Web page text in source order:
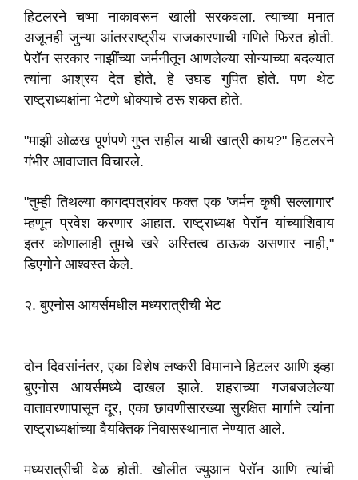
हिटलरने चष्मा नाकावरून खाली सरकवला. त्याच्या मनात
अजूनही जुन्या आंतरराष्ट्रीय राजकारणाची गणिते फिरत होती.
पेरॉन सरकार नाझींच्या जर्मनीतून आणलेल्या सोन्याच्या बदल्यात
त्यांना आश्रय देत होते, हे उघड गुपित होते. पण थेट
राष्ट्राध्यक्षांना भेटणे धोक्याचे ठरू शकत होते.
"माझी ओळख पूर्णपणे गुप्त राहील याची खात्री काय?" हिटलरने
गंभीर आवाजात विचारले.
"तुम्ही तिथल्या कागदपत्रांवर फक्त एक 'जर्मन कृषी सल्लागार'
म्हणून प्रवेश करणार आहात. राष्ट्राध्यक्ष पेरॉन यांच्याशिवाय
इतर कोणालाही तुमचे खरे अस्तित्व ठाऊक असणार नाही,"
डिएगोने आश्वस्त केले.
२. बुएनोस आयर्समधील मध्यरात्रीची भेट
दोन दिवसांनंतर, एका विशेष लष्करी विमानाने हिटलर आणि इव्हा
बुएनोस आयर्समध्ये दाखल झाले. शहराच्या गजबजलेल्या
वातावरणापासून दूर, एका छावणीसारख्या सुरक्षित मार्गाने त्यांना
राष्ट्राध्यक्षांच्या वैयक्तिक निवासस्थानात नेण्यात आले.
मध्यरात्रीची वेळ होती. खोलीत ज्युआन पेरॉन आणि त्यांची